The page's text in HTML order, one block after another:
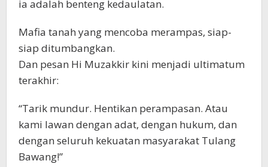
ia adalah benteng kedaulatan.
Mafia tanah yang mencoba merampas, siap-
siap ditumbangkan.
Dan pesan Hi Muzakkir kini menjadi ultimatum
terakhir:
“Tarik mundur. Hentikan perampasan. Atau
kami lawan dengan adat, dengan hukum, dan
dengan seluruh kekuatan masyarakat Tulang
Bawang!”